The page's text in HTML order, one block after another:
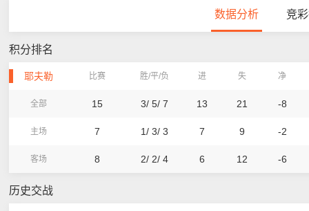
数据分析 竞
积分排名
耶夫勒 比赛 胜/平/负 进 失 净
全部 15 3/ 5/ 7 13 21 -8
主场 7 1/ 3/ 3 7 9 -2
客场 8 2/ 2/ 4 6 12 -6
历史交战